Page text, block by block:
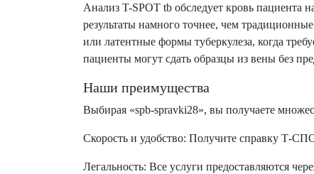
Анализ T-SPOT tb обследует кровь
результаты намного точнее, чем
или латентные формы туберкулеза, когда
пациенты могут сдать образцы из вены без
Наши преимущества
Выбирая «spb-spravki28», вы получаете
Скорость и удобство: Получите справку Т-
Легальность: Все услуги предоставляются